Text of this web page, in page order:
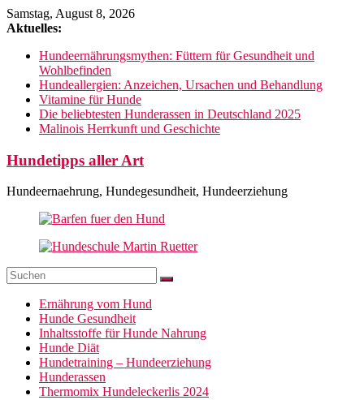
Zum
Inhalt
Samstag, August 8, 2026
Aktuelles:
Hundeernährungsmythen: Füttern für Gesundheit und
Wohlbefinden
Hundeallergien: Anzeichen, Ursachen und Behandlung
Vitamine für Hunde
Die beliebtesten Hunderassen in Deutschland 2025
Malinois Herrkunft und Geschichte
Hundetipps aller Art
Hundeernaehrung, Hundegesundheit, Hundeerziehung
Ernährung vom Hund
Hunde Gesundheit
Inhaltsstoffe für Hunde Nahrung
Hunde Diät
Hundetraining – Hundeerziehung
Hunderassen
Thermomix Hundeleckerlis 2024